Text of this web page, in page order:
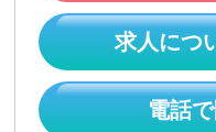
求人につ
電話